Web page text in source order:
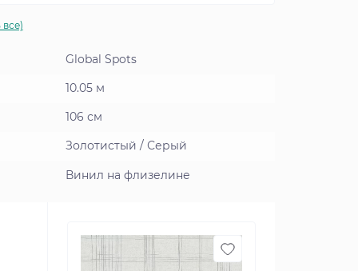
Global Spots
10.05 м
106 см
Золотистый / Серый
Винил на флизелине